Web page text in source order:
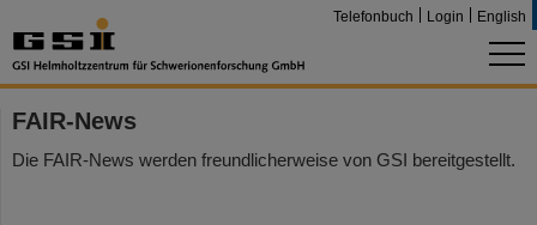
Telefonbuch Login English
FAIR-News
Die FAIR-News werden freundlicherweise von GSI bereitgestellt.